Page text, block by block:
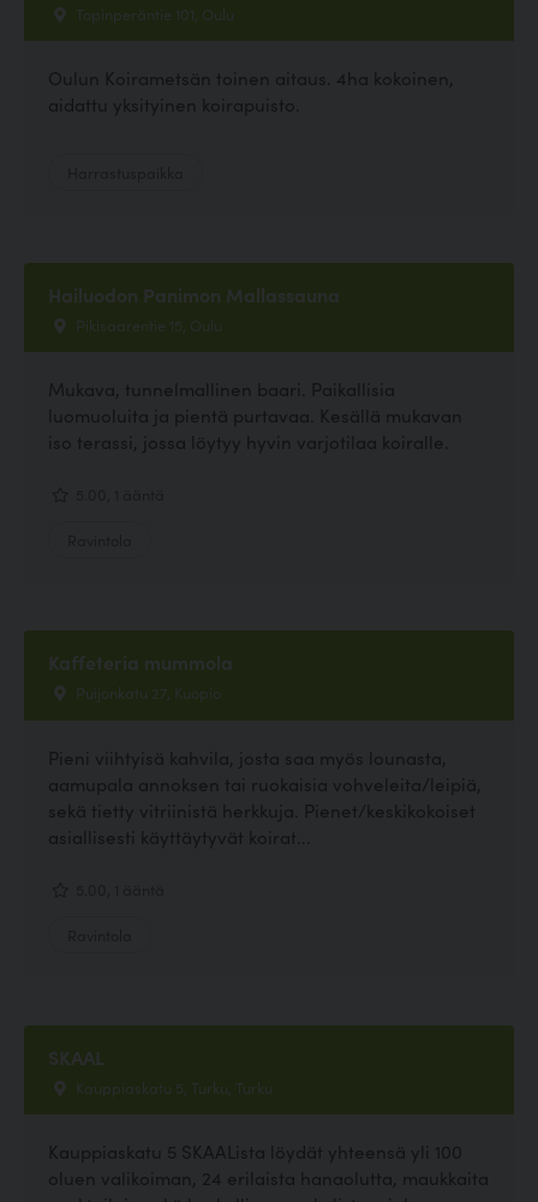
Topinperäntie 101, Oulu
Oulun Koirametsän toinen aitaus. 4ha kokoinen,
aidattu yksityinen koirapuisto.
Hailuodon Panimon Mallassauna
Pikisaarentie 15, Oulu
Mukava, tunnelmallinen baari. Paikallisia
luomuoluita ja pientä purtavaa. Kesällä mukavan
iso terassi, jossa löytyy hyvin varjotilaa koiralle.
Kaffeteria mummola
Puijonkatu 27, Kuopio
Pieni viihtyisä kahvila, josta saa myös lounasta,
aamupala annoksen tai ruokaisia vohveleita/leipiä,
sekä tietty vitriinistä herkkuja. Pienet/keskikokoiset
asiallisesti käyttäytyvät koirat...
SKAAL
Kauppiaskatu 5, Turku, Turku
Kauppiaskatu 5 SKAALista löydät yhteensä yli 100
oluen valikoiman, 24 erilaista hanaolutta, maukkaita